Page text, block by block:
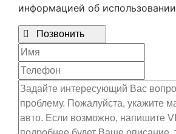
информацией об использовании
 Позвонить